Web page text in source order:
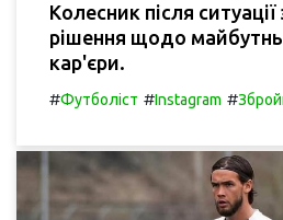
Колесник після
рішення щодо
кар'єри.
#Футболіст #Instagram #